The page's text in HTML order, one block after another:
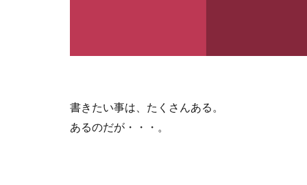
書きたい事は、たくさんある。
あるのだが・・・。